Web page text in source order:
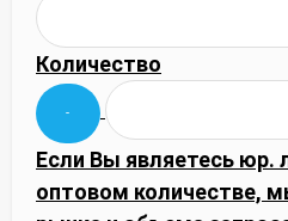
Количество
Если Вы являетесь юр.
оптовом количестве,